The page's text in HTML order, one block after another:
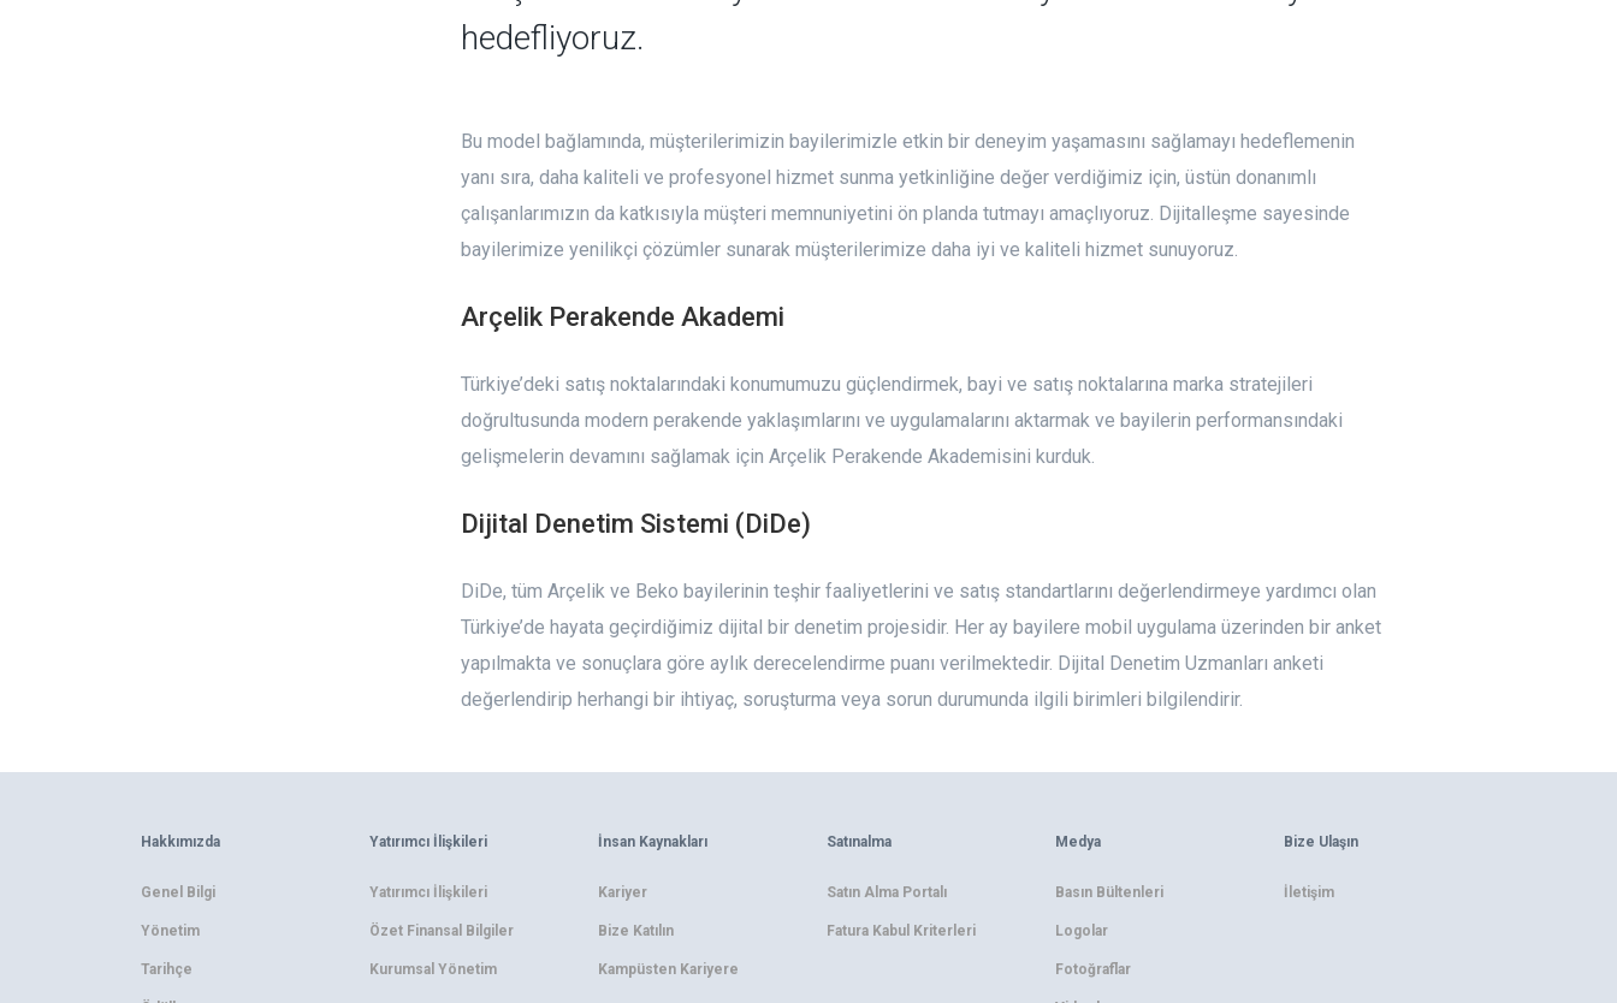
hedefliyoruz.
Bu model bağlamında, müşterilerimizin bayilerimizle etkin bir deneyim yaşamasını sağlamayı hedeflemenin
yanı sıra, daha kaliteli ve profesyonel hizmet sunma yetkinliğine değer verdiğimiz için, üstün donanımlı
çalışanlarımızın da katkısıyla müşteri memnuniyetini ön planda tutmayı amaçlıyoruz. Dijitalleşme sayesinde
bayilerimize yenilikçi çözümler sunarak müşterilerimize daha iyi ve kaliteli hizmet sunuyoruz.
Arçelik Perakende Akademi
Türkiye’deki satış noktalarındaki konumumuzu güçlendirmek, bayi ve satış noktalarına marka stratejileri
doğrultusunda modern perakende yaklaşımlarını ve uygulamalarını aktarmak ve bayilerin performansındaki
gelişmelerin devamını sağlamak için Arçelik Perakende Akademisini kurduk.
Dijital Denetim Sistemi (DiDe)
DiDe, tüm Arçelik ve Beko bayilerinin teşhir faaliyetlerini ve satış standartlarını değerlendirmeye yardımcı olan
Türkiye’de hayata geçirdiğimiz dijital bir denetim projesidir. Her ay bayilere mobil uygulama üzerinden bir anket
yapılmakta ve sonuçlara göre aylık derecelendirme puanı verilmektedir. Dijital Denetim Uzmanları anketi
değerlendirip herhangi bir ihtiyaç, soruşturma veya sorun durumunda ilgili birimleri bilgilendirir.
Hakkımızda
Genel Bilgi
Yönetim
Tarihçe
Yatırımcı İlişkileri
Yatırımcı İlişkileri
Özet Finansal Bilgiler
Kurumsal Yönetim
İnsan Kaynakları
Kariyer
Bize Katılın
Kampüsten Kariyere
Satınalma
Satın Alma Portalı
Fatura Kabul Kriterleri
Medya
Basın Bültenleri
Logolar
Fotoğraflar
Bize Ulaşın
İletişim